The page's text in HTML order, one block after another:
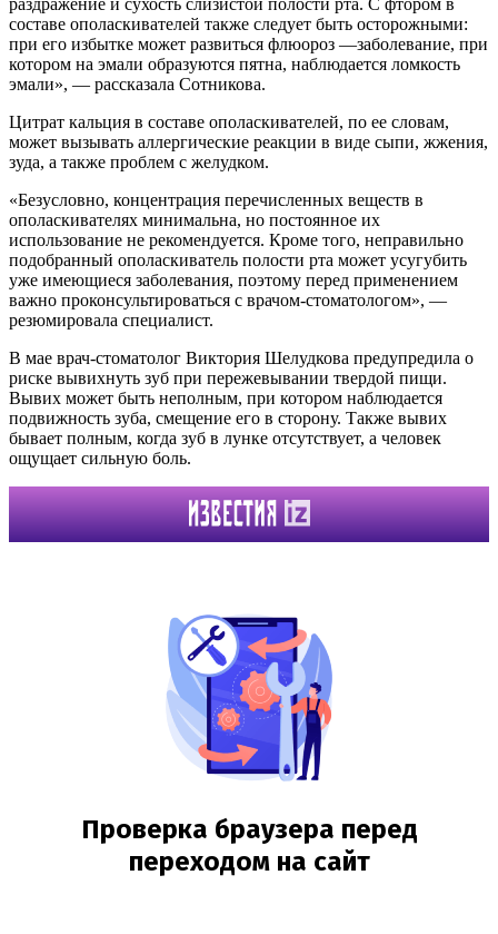
составе ополаскивателей также следует быть осторожными:
при его избытке может развиться флюороз —заболевание, при
котором на эмали образуются пятна, наблюдается ломкость
эмали», — рассказала Сотникова.
Цитрат кальция в составе ополаскивателей, по ее словам,
может вызывать аллергические реакции в виде сыпи, жжения,
зуда, а также проблем с желудком.
«Безусловно, концентрация перечисленных веществ в
ополаскивателях минимальна, но постоянное их
использование не рекомендуется. Кроме того, неправильно
подобранный ополаскиватель полости рта может усугубить
уже имеющиеся заболевания, поэтому перед применением
важно проконсультироваться с врачом-стоматологом», —
резюмировала специалист.
В мае врач-стоматолог Виктория Шелудкова предупредила о
риске вывихнуть зуб при пережевывании твердой пищи.
Вывих может быть неполным, при котором наблюдается
подвижность зуба, смещение его в сторону. Также вывих
бывает полным, когда зуб в лунке отсутствует, а человек
ощущает сильную боль.